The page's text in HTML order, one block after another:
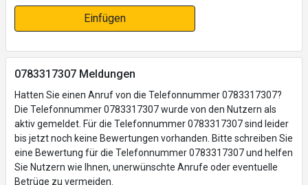
Einfügen
0783317307 Meldungen
Hatten Sie einen Anruf von die Telefonnummer 0783317307?
Die Telefonnummer 0783317307 wurde von den Nutzern als
aktiv gemeldet. Für die Telefonnummer 0783317307 sind leider
bis jetzt noch keine Bewertungen vorhanden. Bitte schreiben Sie
eine Bewertung für die Telefonnummer 0783317307 und helfen
Sie Nutzern wie Ihnen, unerwünschte Anrufe oder eventuelle
Betrüge zu vermeiden.